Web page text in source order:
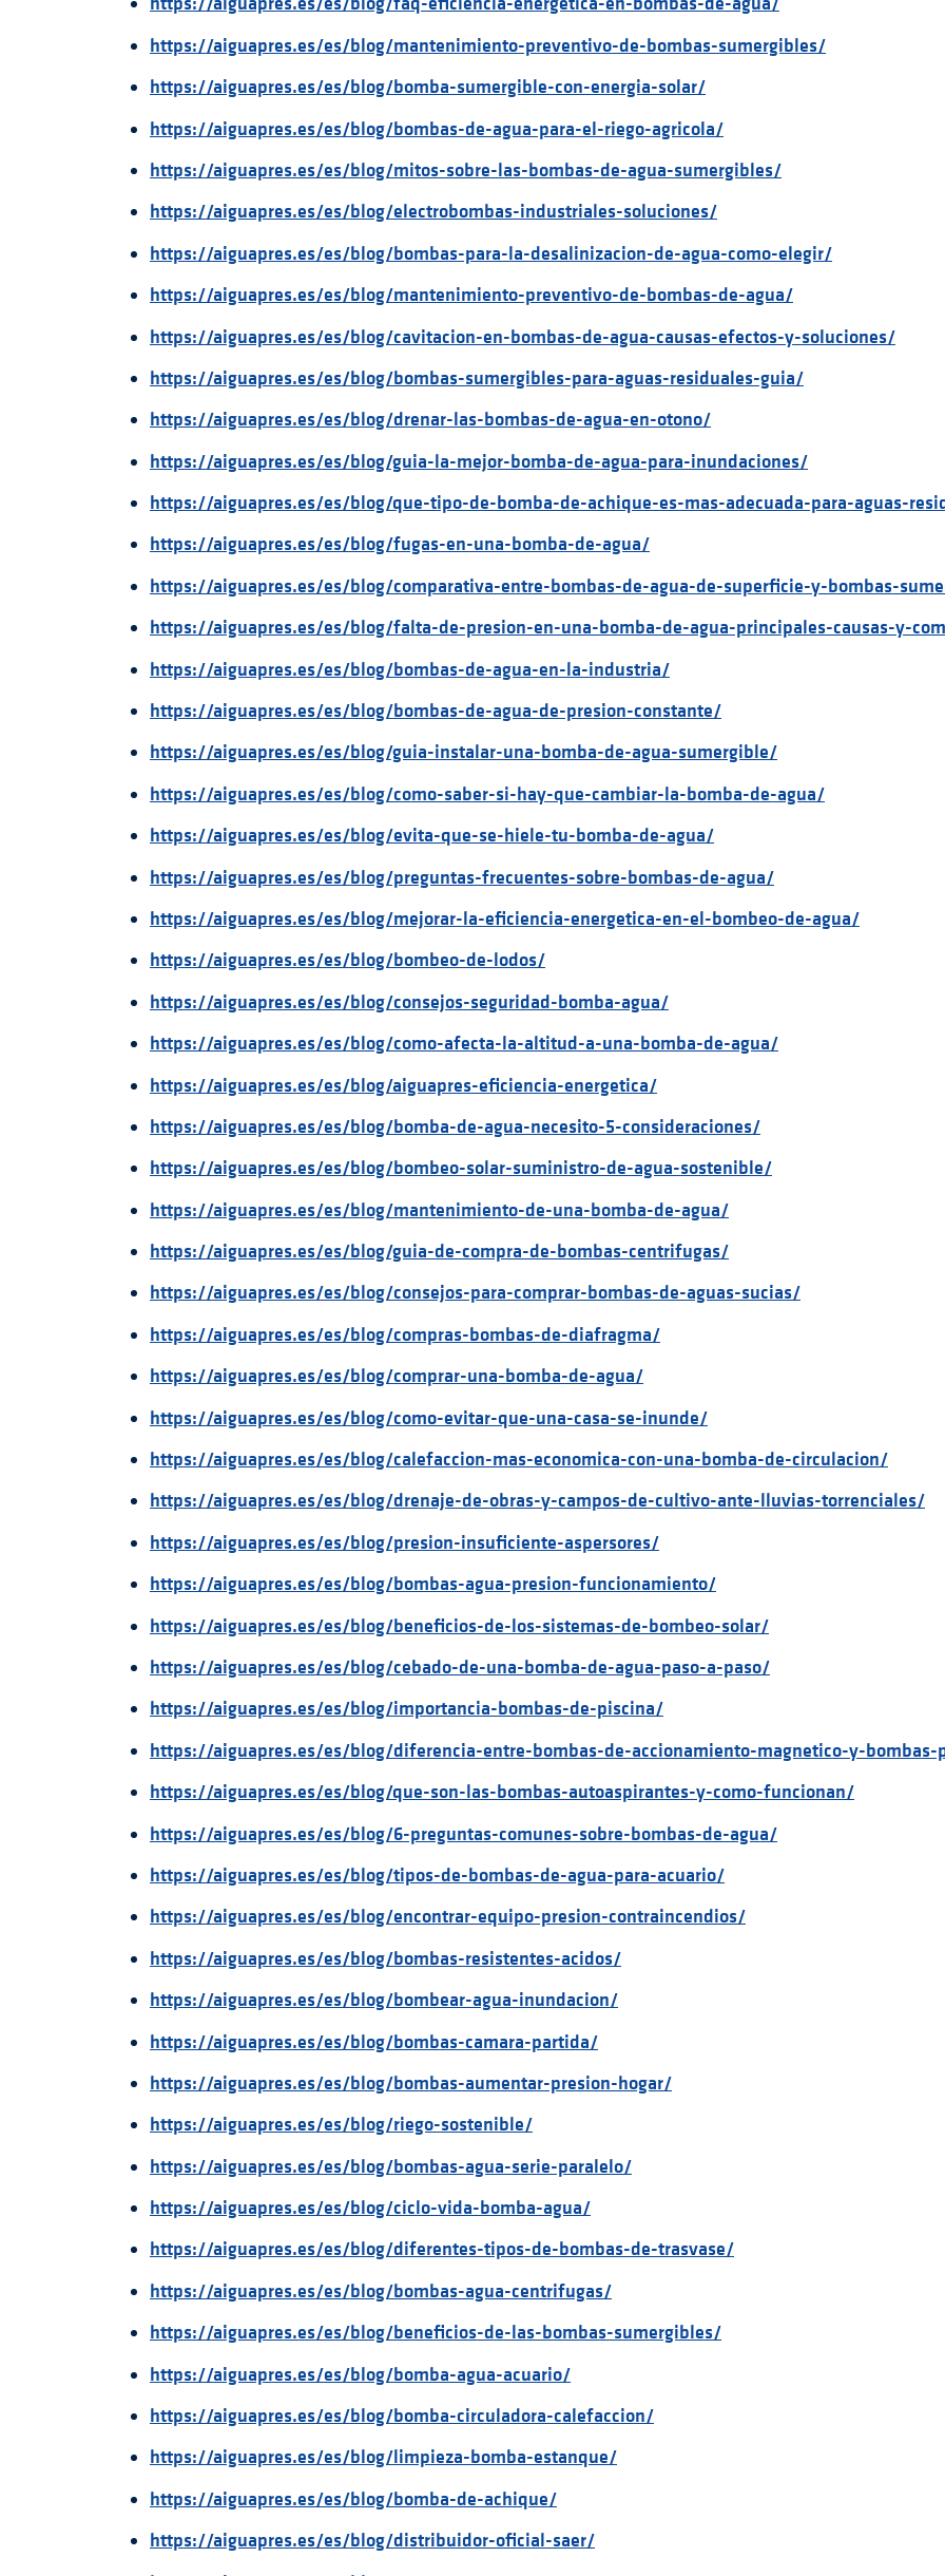
https://aiguapres.es/es/blog/mantenimiento-preventivo-de-bombas-sumergibles/
https://aiguapres.es/es/blog/bomba-sumergible-con-energia-solar/
https://aiguapres.es/es/blog/bombas-de-agua-para-el-riego-agricola/
https://aiguapres.es/es/blog/mitos-sobre-las-bombas-de-agua-sumergibles/
https://aiguapres.es/es/blog/electrobombas-industriales-soluciones/
https://aiguapres.es/es/blog/bombas-para-la-desalinizacion-de-agua-como-elegir/
https://aiguapres.es/es/blog/mantenimiento-preventivo-de-bombas-de-agua/
https://aiguapres.es/es/blog/cavitacion-en-bombas-de-agua-causas-efectos-y-soluciones/
https://aiguapres.es/es/blog/bombas-sumergibles-para-aguas-residuales-guia/
https://aiguapres.es/es/blog/drenar-las-bombas-de-agua-en-otono/
https://aiguapres.es/es/blog/guia-la-mejor-bomba-de-agua-para-inundaciones/
https://aiguapres.es/es/blog/que-tipo-de-bomba-de-achique-es-mas-adecuada-para-aguas-
https://aiguapres.es/es/blog/fugas-en-una-bomba-de-agua/
https://aiguapres.es/es/blog/comparativa-entre-bombas-de-agua-de-superficie-y-bombas-
https://aiguapres.es/es/blog/falta-de-presion-en-una-bomba-de-agua-principales-causas-y-
https://aiguapres.es/es/blog/bombas-de-agua-en-la-industria/
https://aiguapres.es/es/blog/bombas-de-agua-de-presion-constante/
https://aiguapres.es/es/blog/guia-instalar-una-bomba-de-agua-sumergible/
https://aiguapres.es/es/blog/como-saber-si-hay-que-cambiar-la-bomba-de-agua/
https://aiguapres.es/es/blog/evita-que-se-hiele-tu-bomba-de-agua/
https://aiguapres.es/es/blog/preguntas-frecuentes-sobre-bombas-de-agua/
https://aiguapres.es/es/blog/mejorar-la-eficiencia-energetica-en-el-bombeo-de-agua/
https://aiguapres.es/es/blog/bombeo-de-lodos/
https://aiguapres.es/es/blog/consejos-seguridad-bomba-agua/
https://aiguapres.es/es/blog/como-afecta-la-altitud-a-una-bomba-de-agua/
https://aiguapres.es/es/blog/aiguapres-eficiencia-energetica/
https://aiguapres.es/es/blog/bomba-de-agua-necesito-5-consideraciones/
https://aiguapres.es/es/blog/bombeo-solar-suministro-de-agua-sostenible/
https://aiguapres.es/es/blog/mantenimiento-de-una-bomba-de-agua/
https://aiguapres.es/es/blog/guia-de-compra-de-bombas-centrifugas/
https://aiguapres.es/es/blog/consejos-para-comprar-bombas-de-aguas-sucias/
https://aiguapres.es/es/blog/compras-bombas-de-diafragma/
https://aiguapres.es/es/blog/comprar-una-bomba-de-agua/
https://aiguapres.es/es/blog/como-evitar-que-una-casa-se-inunde/
https://aiguapres.es/es/blog/calefaccion-mas-economica-con-una-bomba-de-circulacion/
https://aiguapres.es/es/blog/drenaje-de-obras-y-campos-de-cultivo-ante-lluvias-torrenciales/
https://aiguapres.es/es/blog/presion-insuficiente-aspersores/
https://aiguapres.es/es/blog/bombas-agua-presion-funcionamiento/
https://aiguapres.es/es/blog/beneficios-de-los-sistemas-de-bombeo-solar/
https://aiguapres.es/es/blog/cebado-de-una-bomba-de-agua-paso-a-paso/
https://aiguapres.es/es/blog/importancia-bombas-de-piscina/
https://aiguapres.es/es/blog/diferencia-entre-bombas-de-accionamiento-magnetico-y-
https://aiguapres.es/es/blog/que-son-las-bombas-autoaspirantes-y-como-funcionan/
https://aiguapres.es/es/blog/6-preguntas-comunes-sobre-bombas-de-agua/
https://aiguapres.es/es/blog/tipos-de-bombas-de-agua-para-acuario/
https://aiguapres.es/es/blog/encontrar-equipo-presion-contraincendios/
https://aiguapres.es/es/blog/bombas-resistentes-acidos/
https://aiguapres.es/es/blog/bombear-agua-inundacion/
https://aiguapres.es/es/blog/bombas-camara-partida/
https://aiguapres.es/es/blog/bombas-aumentar-presion-hogar/
https://aiguapres.es/es/blog/riego-sostenible/
https://aiguapres.es/es/blog/bombas-agua-serie-paralelo/
https://aiguapres.es/es/blog/ciclo-vida-bomba-agua/
https://aiguapres.es/es/blog/diferentes-tipos-de-bombas-de-trasvase/
https://aiguapres.es/es/blog/bombas-agua-centrifugas/
https://aiguapres.es/es/blog/beneficios-de-las-bombas-sumergibles/
https://aiguapres.es/es/blog/bomba-agua-acuario/
https://aiguapres.es/es/blog/bomba-circuladora-calefaccion/
https://aiguapres.es/es/blog/limpieza-bomba-estanque/
https://aiguapres.es/es/blog/bomba-de-achique/
https://aiguapres.es/es/blog/distribuidor-oficial-saer/